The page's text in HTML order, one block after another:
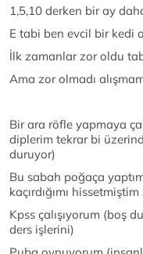
1,5,10 derken bir ay
E tabi ben evcil bir kedi
İlk zamanlar zor oldu
Ama zor olmadı
Bir ara röfle yapmaya
diplerim tekrar bi
duruyor)
Bu sabah poğaça
kaçırdığımı
Kpss çalışıyorum (boş
ders işlerini)